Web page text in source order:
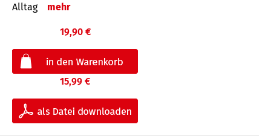
Alltag
mehr
19,90 €
15,99 €